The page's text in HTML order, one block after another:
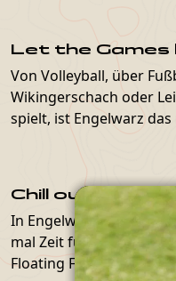
Let the Games
Von Volleyball, über
Wikingerschach oder
spielt, ist Engelwarz das
Chill out Areas
In Engelwarz gibt es
mal Zeit für euch
Floating Flamingo?